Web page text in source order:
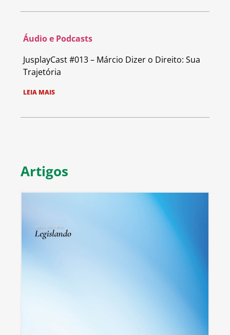
Áudio e Podcasts
JusplayCast #013 – Márcio Dizer o Direito: Sua
Trajetória
LEIA MAIS
Artigos